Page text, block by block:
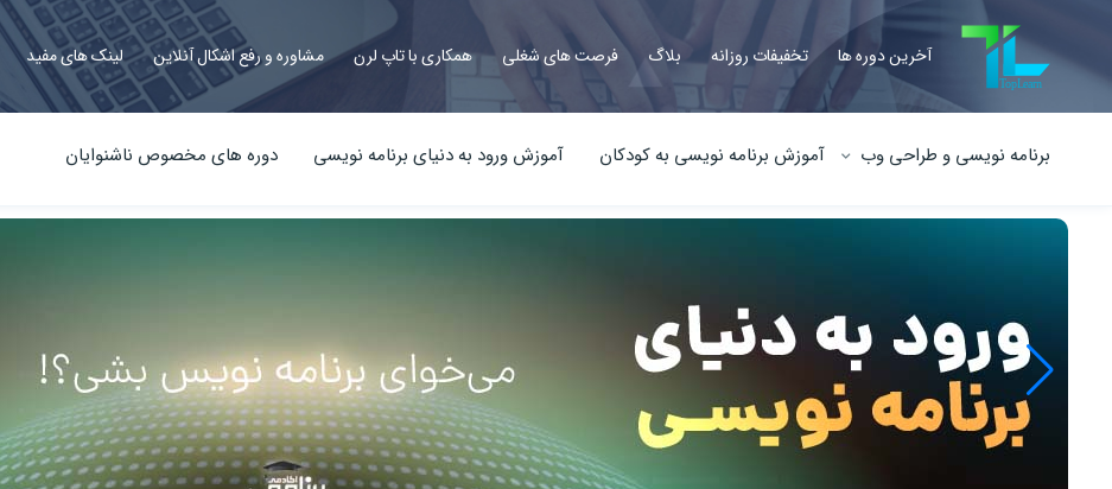
آخرین دوره ها تخفیفات روزانه بلاگ فرصت های شغلی همکاری با تاپ لرن مشاوره و رفع اشکال آنلاین لینک های مفید
برنامه نویسی و طراحی وب آموزش برنامه نویسی به کودکان آموزش ورود به دنیای برنامه نویسی دوره های مخصوص ناشنوایان